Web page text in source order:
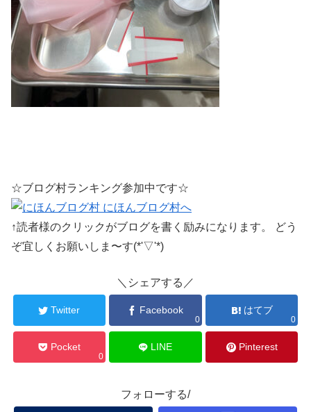
☆ブログ村ランキング参加中です☆
↑読者様のクリックがブログを書く励みになります。 どう
ぞ宜しくお願いしま〜す(*'▽'*)
＼シェアする／
Twitter Facebook
0
はてブ
0
Pocket
0
LINE Pinterest
フォローする/